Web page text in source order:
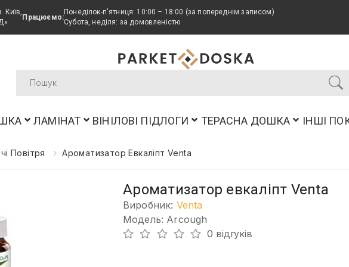
Київ,
Працюємо:
Понеділок-п'ятниця: 10:00 – 18:00 (за попереднім записом)
Субота, неділя: за домовленістю
ЛАМІНАТ ВІНІЛОВІ ПІДЛОГИ ТЕРАСНА ДОШКА ІНШІ
Повітря Ароматизатор Евкаліпт Venta
Ароматизатор евкаліпт Venta
Виробник: Venta
Модель: Arcough
0 відгуків